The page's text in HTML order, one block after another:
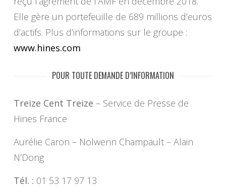
Elle gère un portefeuille de 689 millions d’euros
d’actifs. Plus d’informations sur le groupe :
www.hines.com
POUR TOUTE DEMANDE D’INFORMATION
Treize Cent Treize – Service de Presse de
Hines France
Aurélie Caron – Nolwenn Champault – Alain
N’Dong
Tél. : 01 53 17 97 13